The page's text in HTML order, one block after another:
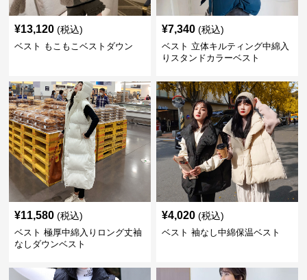
¥13,120 (税込)
ベスト もこもこベストダウン
¥7,340 (税込)
ベスト 立体キルティング中綿入
りスタンドカラーベスト
¥11,580 (税込)
ベスト 極厚中綿入りロング丈袖
なしダウンベスト
¥4,020 (税込)
ベスト 袖なし中綿保温ベスト